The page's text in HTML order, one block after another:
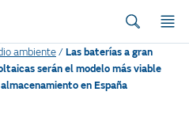
ambiente/Las baterías a gran
serán el modelo más viable
en España